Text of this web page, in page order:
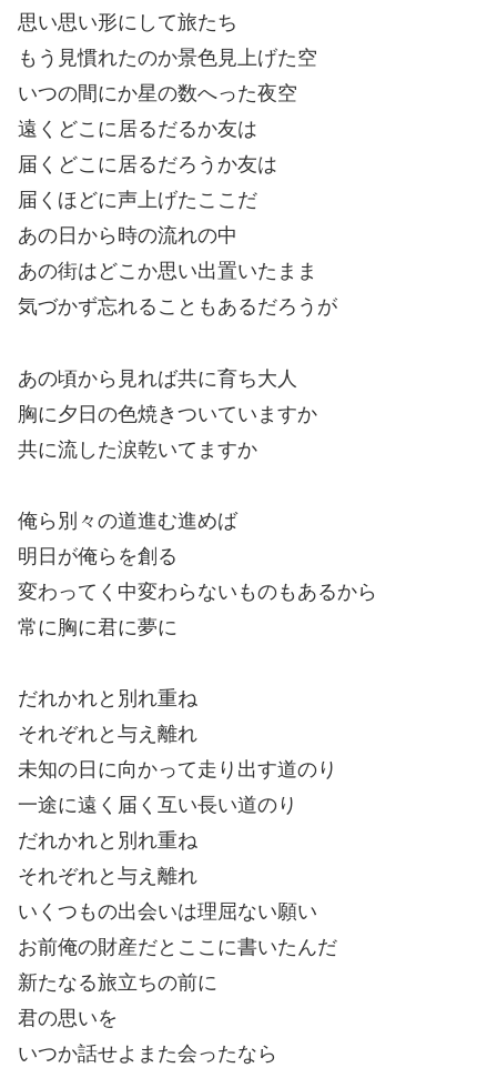
思い思い形にして旅たち
もう見慣れたのか景色見上げた空
いつの間にか星の数へった夜空
遠くどこに居るだるか友は
届くどこに居るだろうか友は
届くほどに声上げたここだ
あの日から時の流れの中
あの街はどこか思い出置いたまま
気づかず忘れることもあるだろうが
あの頃から見れば共に育ち大人
胸に夕日の色焼きついていますか
共に流した涙乾いてますか
俺ら別々の道進む進めば
明日が俺らを創る
変わってく中変わらないものもあるから
常に胸に君に夢に
だれかれと別れ重ね
それぞれと与え離れ
未知の日に向かって走り出す道のり
一途に遠く届く互い長い道のり
だれかれと別れ重ね
それぞれと与え離れ
いくつもの出会いは理屈ない願い
お前俺の財産だとここに書いたんだ
新たなる旅立ちの前に
君の思いを
いつか話せよまた会ったなら